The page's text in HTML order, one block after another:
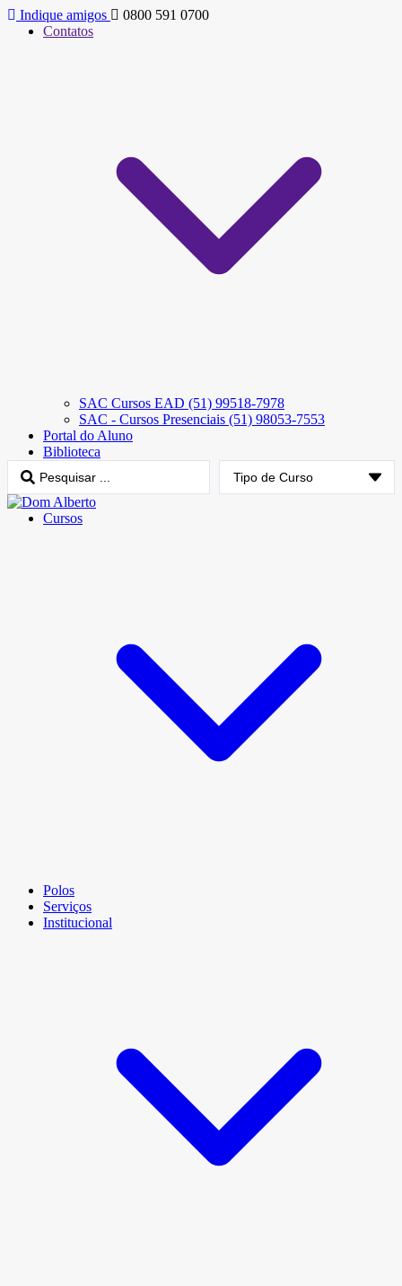
Indique amigos
0800 591 0700
Contatos
SAC Cursos EAD (51) 99518-7978
SAC - Cursos Presenciais (51) 98053-7553
Portal do Aluno
Biblioteca
Cursos
Polos
Serviços
Institucional